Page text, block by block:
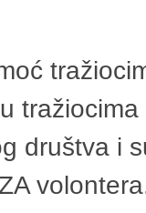
društva i